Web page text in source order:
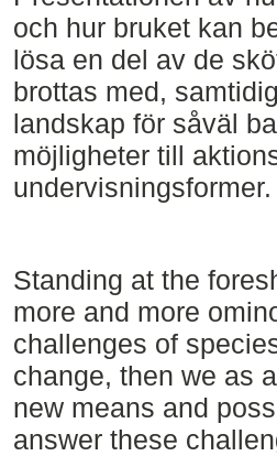
och hur bruket kan
lösa en del av de
brottas med,
landskap för såväl
möjligheter till
undervisningsformer.
Standing at the
more and more
challenges of
change, then we as
new means and
answer these